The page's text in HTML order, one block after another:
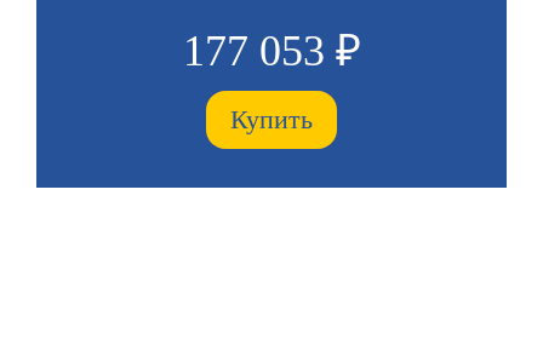
177 053 ₽
Купить